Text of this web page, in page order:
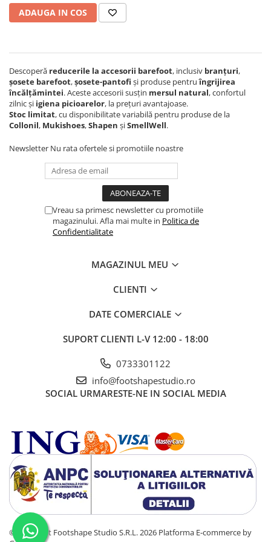
Șosete-pantofi
Reduceri
ADAUGA IN COS
Descoperă reducerile la accesorii barefoot, inclusiv branțuri,
șosete barefoot,șosete-pantofi și produse pentruîngrijirea
încălțămintei. Aceste accesorii susțin mersul natural, confortul
zilnic și igiena picioarelor, la prețuri avantajoase.
Stoc limitat, cu disponibilitate variabilă pentru produse de la
Collonil, Mukishoes,Shapen șiSmellWell.
Newsletter Nu rata ofertele si promotiile noastre
Vreau sa primesc newsletter cu promotiile
magazinului. Afla mai multe in Politica de
Confidentialitate
MAGAZINUL MEU
CLIENTI
DATE COMERCIALE
SUPORT CLIENTI L-V 12:00 - 18:00
0733301122
info@footshapestudio.ro
SOCIAL URMARESTE-NE IN SOCIAL MEDIA
©Copyright Footshape Studio S.R.L. 2026 Platforma E-commerce by